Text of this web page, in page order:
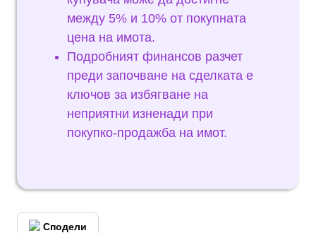
между 5% и 10% от покупната
цена на имота.
Подробният финансов разчет
преди започване на сделката е
ключов за избягване на
неприятни изненади при
покупко-продажба на имот.
Сподели